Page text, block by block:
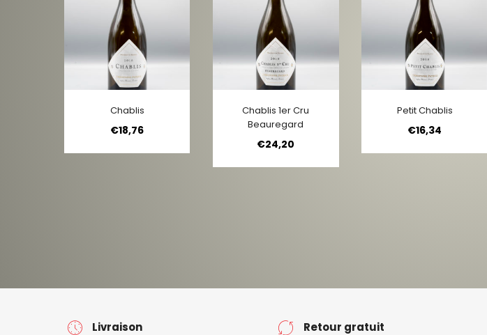
Chablis
€18,76
Chablis 1er Cru
Beauregard
€24,20
Petit Chablis
€16,34
Livraison Retour gratuit